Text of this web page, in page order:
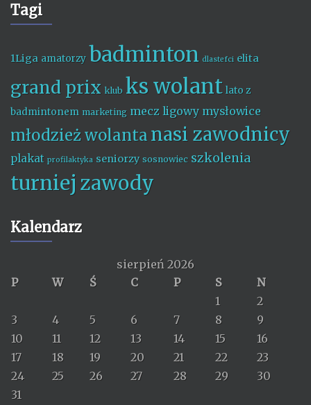
Tagi
1Liga amatorzy badminton dlastefci elita
grand prix klub ks wolant lato z
badmintonem marketing mecz ligowy mysłowice
młodzież wolanta nasi zawodnicy
plakat profilaktyka seniorzy sosnowiec szkolenia
turniej zawody
Kalendarz
sierpień 2026
P
W Ś C P S
N
1
2
3
4 5 6 7 8
9
10
11 12 13 14 15
16
17
18 19 20 21 22
23
24
25 26 27 28 29
30
31